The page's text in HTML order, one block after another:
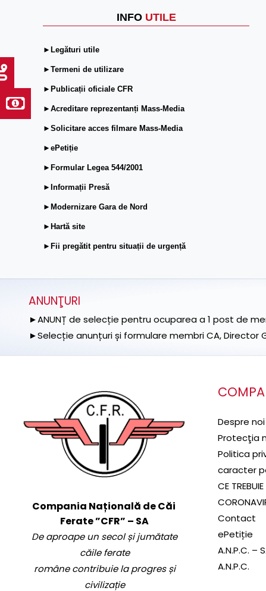
INFO UTILE
►Legături utile
►Termeni de utilizare
►Publicații oficiale CFR
►Acreditare reprezentanți Mass-Media
►Solicitare acces filmare Mass-Media
►ePetiție
►Formular Legea 544/2001
►Informații Presă
►Modernizare Gara de Nord
►Hartă site
►Fii pregătit pentru situații de urgență
ANUNŢURI
►ANUNȚ de selecție pentru ocuparea a 1 post de
►Selecție anunțuri și formulare membri CA, Director
Compania Națională de Căi
Ferate ”CFR” – SA
De aproape un secol și jumătate
căile ferate
române contribuie la progres și
civilizație
Despre noi
Protecţia
Politica
caracter
CE
Contact
ePetiție
A.N.P.C. –
A.N.P.C.